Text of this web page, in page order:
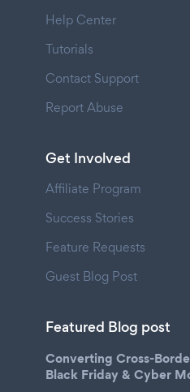
Help Center
Tutorials
Contact Support
Report Abuse
Get Involved
Affiliate Program
Success Stories
Feature Requests
Guest Blog Post
Featured Blog post
Converting Cross-
Black Friday & Cyber